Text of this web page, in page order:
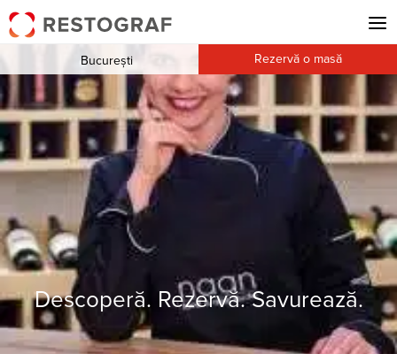
Descoperă. Rezervă. Savurează.
București Rezervă o masă